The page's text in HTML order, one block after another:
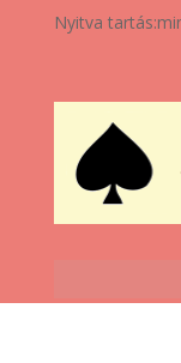
Nyitva tartás: